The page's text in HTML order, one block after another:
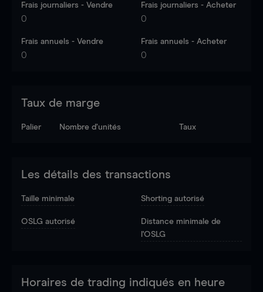
Frais journaliers - Vendre
0
Frais journaliers - Acheter
0
Frais annuels - Vendre
0
Frais annuels - Acheter
0
Taux de marge
Palier Nombre d’unités Taux
Les détails des transactions
Taille minimale Shorting autorisé
OSLG autorisé
Distance minimale de
l'OSLG
Horaires de trading indiqués en heure